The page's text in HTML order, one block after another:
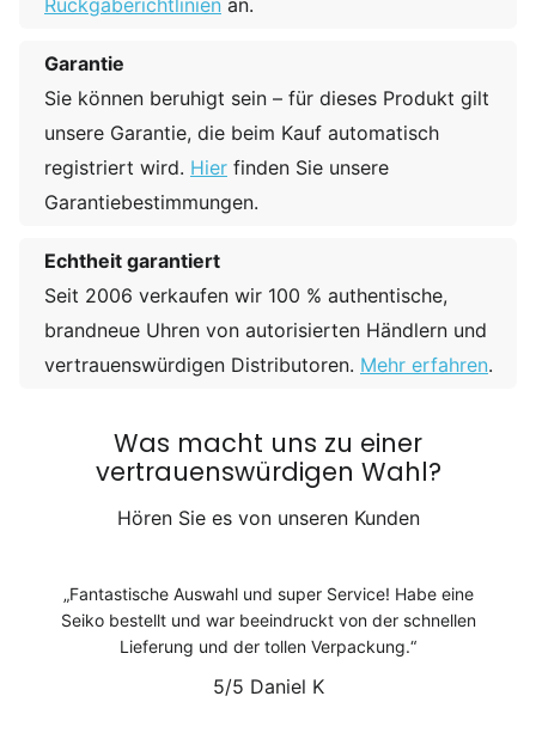
Rückgaberichtlinien an.
Garantie
Sie können beruhigt sein – für dieses Produkt gilt
unsere Garantie, die beim Kauf automatisch
registriert wird. Hier finden Sie unsere
Garantiebestimmungen.
Echtheit garantiert
Seit 2006 verkaufen wir 100 % authentische,
brandneue Uhren von autorisierten Händlern und
vertrauenswürdigen Distributoren. Mehr erfahren.
Was macht uns zu einer
vertrauenswürdigen Wahl?
Hören Sie es von unseren Kunden
Fantastische Auswahl und super Service! Habe eine
Seiko bestellt und war beeindruckt von der schnellen
Lieferung und der tollen Verpackung.
5/5 Daniel K